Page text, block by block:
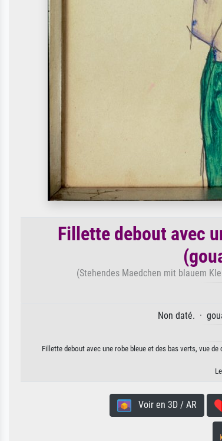
Fillette debout avec
(Stehendes Maedchen mit blauem
Non daté. ·
Fillette debout avec une robe bleue et des bas verts, vue
Voir en 3D / AR